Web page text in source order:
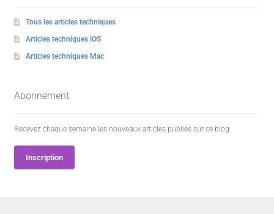
Tous les articles techniques
Articles techniques iOS
Articles techniques Mac
Abonnement
Recevez chaque semaine les nouveaux articles publiés sur ce blog
Inscription